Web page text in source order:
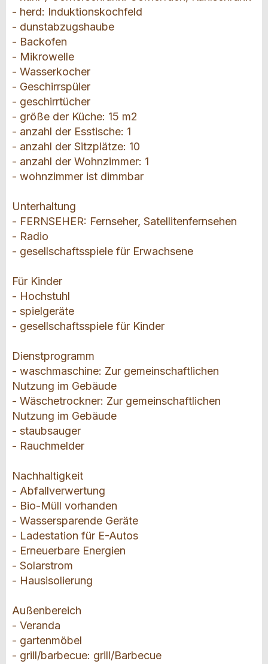
- herd: Induktionskochfeld
- dunstabzugshaube
- Backofen
- Mikrowelle
- Wasserkocher
- Geschirrspüler
- geschirrtücher
- größe der Küche: 15 m2
- anzahl der Esstische: 1
- anzahl der Sitzplätze: 10
- anzahl der Wohnzimmer: 1
- wohnzimmer ist dimmbar
Unterhaltung
- FERNSEHER: Fernseher, Satellitenfernsehen
- Radio
- gesellschaftsspiele für Erwachsene
Für Kinder
- Hochstuhl
- spielgeräte
- gesellschaftsspiele für Kinder
Dienstprogramm
- waschmaschine: Zur gemeinschaftlichen
Nutzung im Gebäude
- Wäschetrockner: Zur gemeinschaftlichen
Nutzung im Gebäude
- staubsauger
- Rauchmelder
Nachhaltigkeit
- Abfallverwertung
- Bio-Müll vorhanden
- Wassersparende Geräte
- Ladestation für E-Autos
- Erneuerbare Energien
- Solarstrom
- Hausisolierung
Außenbereich
- Veranda
- gartenmöbel
- grill/barbecue: grill/Barbecue